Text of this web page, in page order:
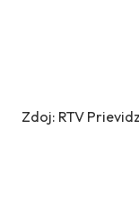
Zdoj: RTV